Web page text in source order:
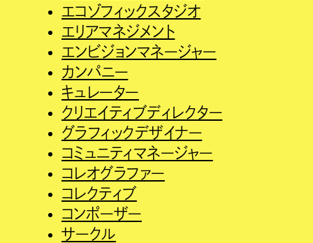
エコゾフィックスタジオ
エリアマネジメント
エンビジョンマネージャー
カンパニー
キュレーター
クリエイティブディレクター
グラフィックデザイナー
コミュニティマネージャー
コレオグラファー
コレクティブ
コンポーザー
サークル